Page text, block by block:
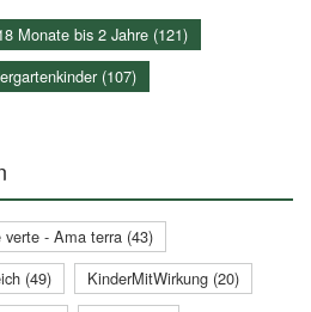
Monate bis 2 Jahre (121)
(107)
verte - Ama terra (43)
(49)
KinderMitWirkung (20)